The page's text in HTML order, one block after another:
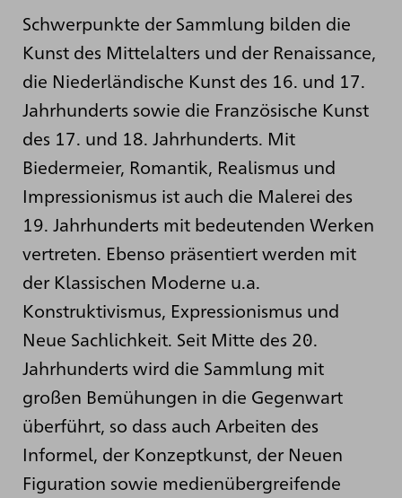
Schwerpunkte der Sammlung bilden die
Kunst des Mittelalters und der Renaissance,
die Niederländische Kunst des 16. und 17.
Jahrhunderts sowie die Französische Kunst
des 17. und 18. Jahrhunderts. Mit
Biedermeier, Romantik, Realismus und
Impressionismus ist auch die Malerei des
19. Jahrhunderts mit bedeutenden Werken
vertreten. Ebenso präsentiert werden mit
der Klassischen Moderne u.a.
Konstruktivismus, Expressionismus und
Neue Sachlichkeit. Seit Mitte des 20.
Jahrhunderts wird die Sammlung mit
großen Bemühungen in die Gegenwart
überführt, so dass auch Arbeiten des
Informel, der Konzeptkunst, der Neuen
Figuration sowie medienübergreifende